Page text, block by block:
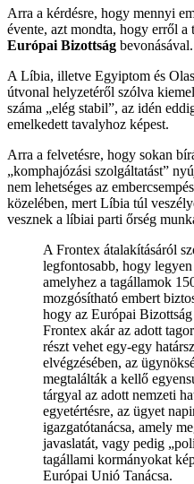
Arra a kérdésre, hogy mennyi
évente, azt mondta, hogy erről
Európai Bizottság bevonásával.
A Líbia, illetve Egyiptom és
útvonal helyzetéről szólva
száma „elég stabil”, az idén
emelkedett tavalyhoz képest.
Arra a felvetésre, hogy sokan
„komphajózási szolgáltatást”
nem lehetséges az
közelében, mert Líbia túl
vesznek a líbiai parti őrség
A Frontex átalakításáról
legfontosabb, hogy
amelyhez a tagállamok
mozgósítható embert
hogy az Európai
Frontex akár az adott
részt vehet egy-egy
elvégzésében, az
megtalálták a kellő
tárgyal az adott nemzeti
egyetértésre, az ügyet
igazgatótanácsa, amely
javaslatát, vagy pedig
tagállami kormányokat
Európai Unió Tanácsa.